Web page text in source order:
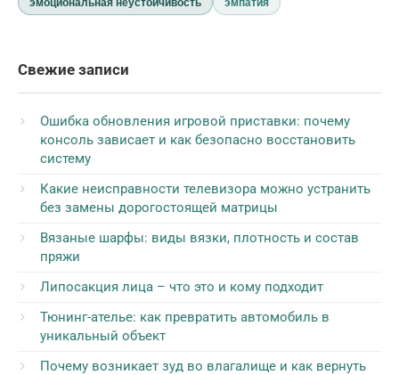
эмоциональная неустойчивость
эмпатия
Свежие записи
Ошибка обновления игровой приставки: почему
консоль зависает и как безопасно восстановить
систему
Какие неисправности телевизора можно устранить
без замены дорогостоящей матрицы
Вязаные шарфы: виды вязки, плотность и состав
пряжи
Липосакция лица – что это и кому подходит
Тюнинг-ателье: как превратить автомобиль в
уникальный объект
Почему возникает зуд во влагалище и как вернуть